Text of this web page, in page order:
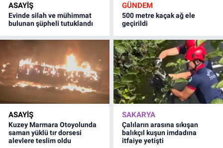
ASAYİŞ
Evinde silah ve mühimmat
bulunan şüpheli tutuklandı
GÜNDEM
500 metre kaçak ağ ele
geçirildi
ASAYİŞ
Kuzey Marmara Otoyolunda
saman yüklü tır dorsesi
alevlere teslim oldu
SAKARYA
Çalıların arasına sıkışan
balıkçıl kuşun imdadına
itfaiye yetişti